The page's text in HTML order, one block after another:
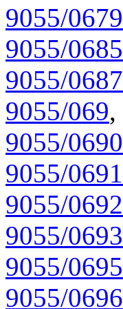
9055/0679
9055/0685
9055/0687
9055/069,
9055/0690
9055/0691
9055/0692
9055/0693
9055/0695
9055/0696